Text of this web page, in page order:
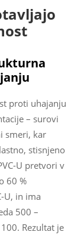
proti uhajanju
– surovi
smeri, kar
stisnjeno
U pretvori v
60 %
U, in ima
500 –
Rezultat je